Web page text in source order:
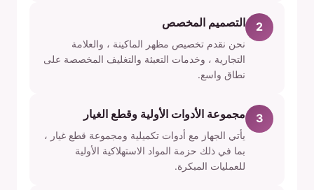
2 التصميم المخصص
نحن نقدم تخصيص مظهر الماكينة ، والعلامة
التجارية ، وخدمات التعبئة والتغليف المخصصة على
نطاق واسع.
3 مجموعة الأدوات الأولية وقطع الغيار
يأتي الجهاز مع أدوات تكميلية ومجموعة قطع غيار ،
بما في ذلك حزمة المواد الاستهلاكية الأولية
للعمليات المبكرة.